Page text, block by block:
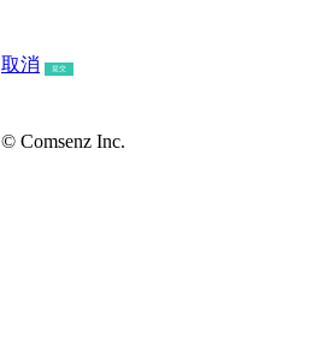
取消 提交
© Comsenz Inc.